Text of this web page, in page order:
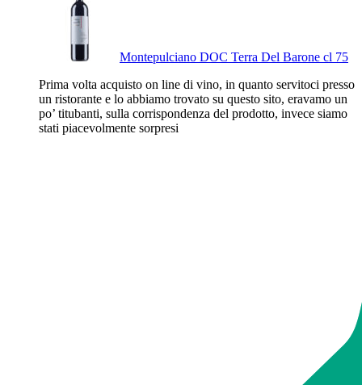
Montepulciano DOC Terra Del Barone cl 75
Prima volta acquisto on line di vino, in quanto servitoci presso
un ristorante e lo abbiamo trovato su questo sito, eravamo un
po’ titubanti, sulla corrispondenza del prodotto, invece siamo
stati piacevolmente sorpresi